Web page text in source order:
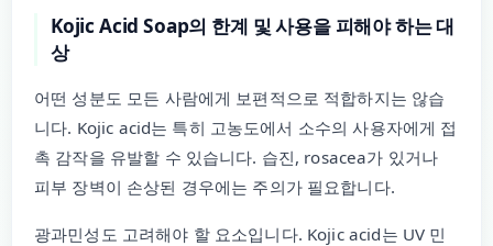
Kojic Acid Soap의 한계 및 사용을 피해야 하는 대
상
어떤 성분도 모든 사람에게 보편적으로 적합하지는 않습
니다. Kojic acid는 특히 고농도에서 소수의 사용자에게 접
촉 감작을 유발할 수 있습니다. 습진, rosacea가 있거나
피부 장벽이 손상된 경우에는 주의가 필요합니다.
광과민성도 고려해야 할 요소입니다. Kojic acid는 UV 민